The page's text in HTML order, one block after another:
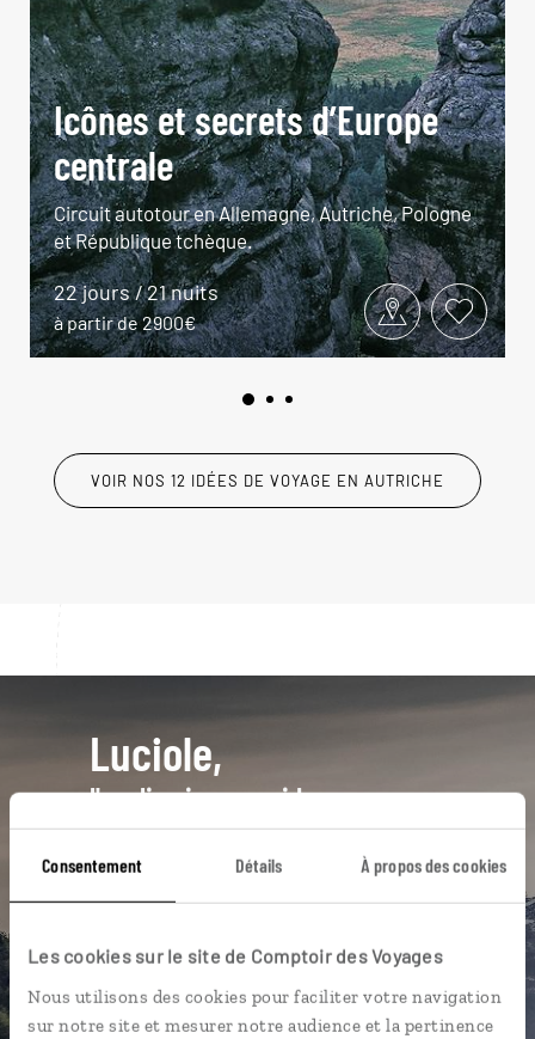
Consentement Détails À propos des cookies
Les cookies sur le site de Comptoir des Voyages
Nous utilisons des cookies pour faciliter votre navigation
sur notre site et mesurer notre audience et la pertinence
Icônes et secrets d’Europe
centrale
Circuit autotour en Allemagne, Autriche, Pologne
et République tchèque.
22 jours / 21 nuits
à partir de 2900€
VOIR NOS 12 IDÉES DE VOYAGE EN AUTRICHE
Luciole,
l'appli qui vous guide en
Autriche
Notre sélection de cafés viennois
et tavernes
Les plus beaux châteaux